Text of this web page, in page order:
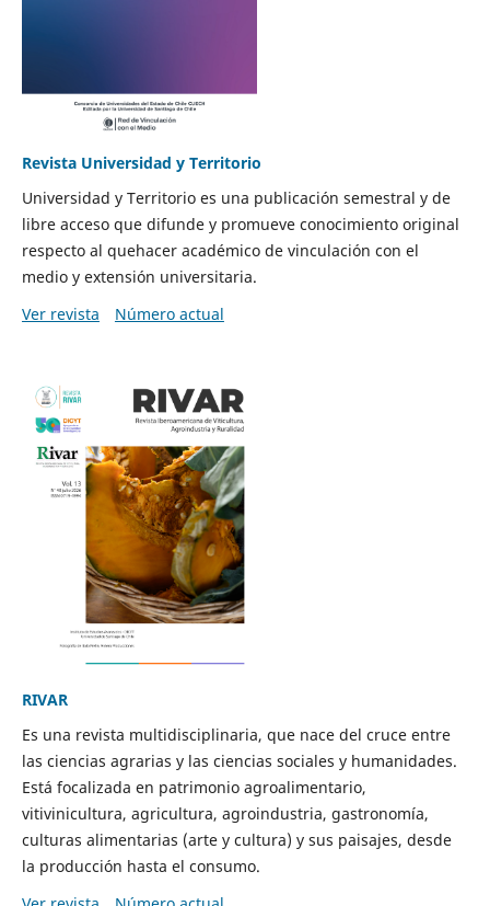
Revista Universidad y Territorio
Universidad y Territorio es una publicación semestral y de
libre acceso que difunde y promueve conocimiento original
respecto al quehacer académico de vinculación con el
medio y extensión universitaria.
Ver revista
Número actual
RIVAR
Es una revista multidisciplinaria, que nace del cruce entre
las ciencias agrarias y las ciencias sociales y humanidades.
Está focalizada en patrimonio agroalimentario,
vitivinicultura, agricultura, agroindustria, gastronomía,
culturas alimentarias (arte y cultura) y sus paisajes, desde
la producción hasta el consumo.